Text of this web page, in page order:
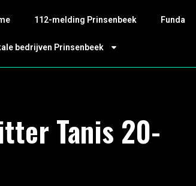
112-melding Prinsenbeek Funda
bedrijven Prinsenbeek
Tanis 20-